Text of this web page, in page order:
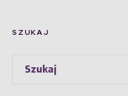
SZUKAJ